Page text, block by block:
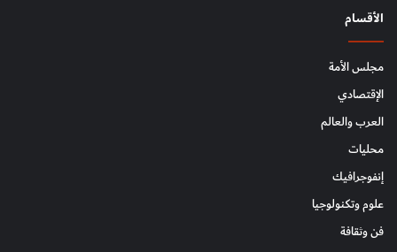
الأقسام
مجلس الأمة
الإقتصادي
العرب والعالم
محليات
إنفوجرافيك
علوم وتكنولوجيا
فن وثقافة